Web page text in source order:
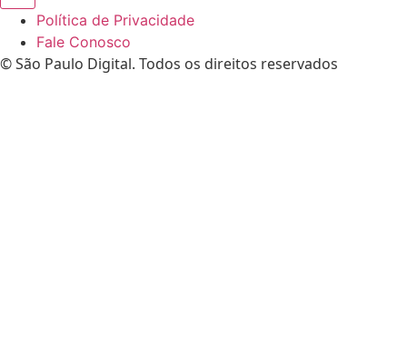
Política de Privacidade
Fale Conosco
© São Paulo Digital. Todos os direitos reservados